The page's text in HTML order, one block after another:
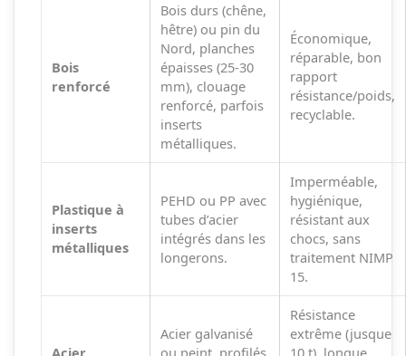
Bois
renforcé
Bois durs (chêne,
hêtre) ou pin du
Nord, planches
épaisses (25-30
mm), clouage
renforcé, parfois
inserts
métalliques.
Économique,
réparable, bon
rapport
résistance/poids,
recyclable.
Plastique à
inserts
métalliques
PEHD ou PP avec
tubes d’acier
intégrés dans les
longerons.
Imperméable,
hygiénique,
résistant aux
chocs, sans
traitement NIMP
15.
Acier galvanisé
Résistance
extrême (jusque